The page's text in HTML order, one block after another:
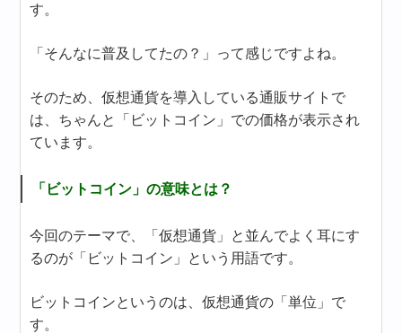
す。
「そんなに普及してたの？」って感じですよね。
そのため、仮想通貨を導入している通販サイトで
は、ちゃんと「ビットコイン」での価格が表示され
ています。
「ビットコイン」の意味とは？
今回のテーマで、「仮想通貨」と並んでよく耳にす
るのが「ビットコイン」という用語です。
ビットコインというのは、仮想通貨の「単位」で
す。